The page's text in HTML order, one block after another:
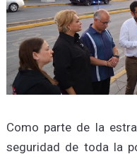
Como parte de la
seguridad de toda la